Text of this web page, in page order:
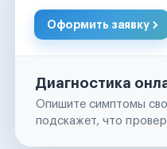
Оформить заявку
Диагностика
Опишите симптомы
подскажет, что